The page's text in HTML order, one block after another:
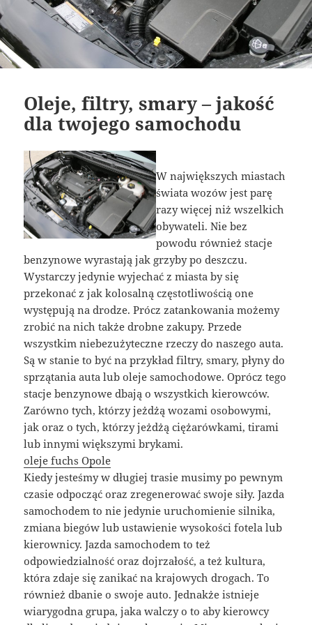
Oleje, filtry, smary – jakość
dla twojego samochodu
W największych miastach
świata wozów jest parę
razy więcej niż wszelkich
obywateli. Nie bez
powodu również stacje
benzynowe wyrastają jak grzyby po deszczu.
Wystarczy jedynie wyjechać z miasta by się
przekonać z jak kolosalną częstotliwością one
występują na drodze. Prócz zatankowania możemy
zrobić na nich także drobne zakupy. Przede
wszystkim niebezużyteczne rzeczy do naszego auta.
Są w stanie to być na przykład filtry, smary, płyny do
sprzątania auta lub oleje samochodowe. Oprócz tego
stacje benzynowe dbają o wszystkich kierowców.
Zarówno tych, którzy jeżdżą wozami osobowymi,
jak oraz o tych, którzy jeżdżą ciężarówkami, tirami
lub innymi większymi brykami.
oleje fuchs Opole
Kiedy jesteśmy w długiej trasie musimy po pewnym
czasie odpocząć oraz zregenerować swoje siły. Jazda
samochodem to nie jedynie uruchomienie silnika,
zmiana biegów lub ustawienie wysokości fotela lub
kierownicy. Jazda samochodem to też
odpowiedzialność oraz dojrzałość, a też kultura,
która zdaje się zanikać na krajowych drogach. To
również dbanie o swoje auto. Jednakże istnieje
wiarygodna grupa, jaka walczy o to aby kierowcy